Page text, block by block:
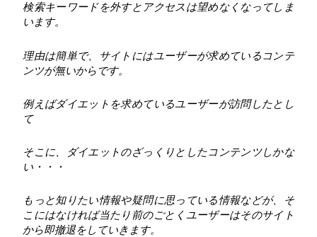
検索キーワードを外すとアクセスは望めなくなってしま
います。
理由は簡単で、サイトにはユーザーが求めているコンテ
ンツが無いからです。
例えばダイエットを求めているユーザーが訪問したとし
て
そこに、ダイエットのざっくりとしたコンテンツしかな
い・・・
もっと知りたい情報や疑問に思っている情報などが、そ
こにはなければ当たり前のごとくユーザーはそのサイト
から即撤退をしていきます。